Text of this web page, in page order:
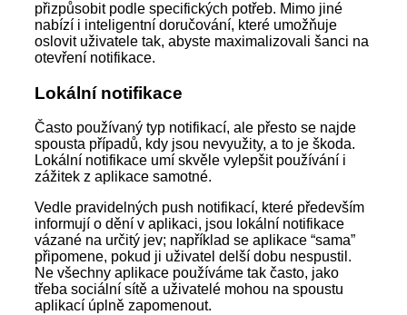
přizpůsobit podle specifických potřeb. Mimo jiné
nabízí i inteligentní doručování, které umožňuje
oslovit uživatele tak, abyste maximalizovali šanci na
otevření notifikace.
Lokální notifikace
Často používaný typ notifikací, ale přesto se najde
spousta případů, kdy jsou nevyužity, a to je škoda.
Lokální notifikace umí skvěle vylepšit používání i
zážitek z aplikace samotné.
Vedle pravidelných push notifikací, které především
informují o dění v aplikaci, jsou lokální notifikace
vázané na určitý jev; například se aplikace “sama”
připomene, pokud ji uživatel delší dobu nespustil.
Ne všechny aplikace používáme tak často, jako
třeba sociální sítě a uživatelé mohou na spoustu
aplikací úplně zapomenout.